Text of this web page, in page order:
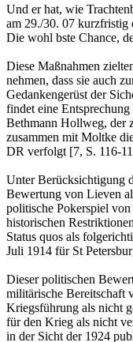
Und er hat, wie
am 29./30. 07 kurzfristig
Die wohl bste Chance,
Diese Maßnahmen
nehmen, dass sie auch
Gedankengerüst der
findet eine
Bethmann Hollweg, der
zusammen mit Moltke
DR verfolgt [7, S. 116-
Unter Berücksichtigung
Bewertung von Lieven
politische Pokerspiel
historischen
Status quos als
Juli 1914 für St
Dieser politischen
militärische Bereitschaft
Kriegsführung als nicht
für den Krieg als nicht
in der Sicht der 1924